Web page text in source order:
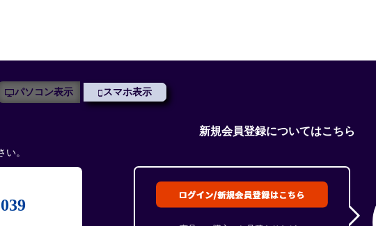
パソコン表示 スマホ表示
。
新規会員登録についてはこちら